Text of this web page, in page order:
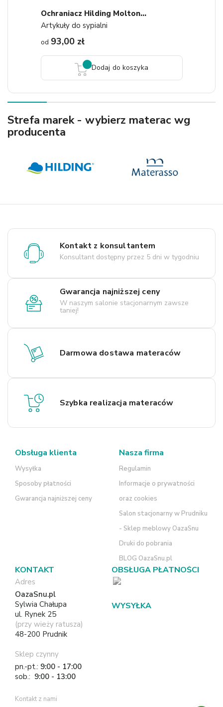
Ochraniacz Hilding Molton...
Artykuły do sypialni
od 93,00 zł
Dodaj do koszyka
Strefa marek - wybierz materac wg
producenta
Kontakt z konsultantem
Konsultant dostępny przez 5 dni w tygodniu
Gwarancja najniższej ceny
W naszym salonie stacjonarnym zawsze
taniej!
Darmowa dostawa materaców
Szybka realizacja materaców
Obsługa klienta
Wysyłka
Sposoby płatności
Gwarancja najniższej ceny
Nasza firma
Regulamin
Informacje o prywatności
oraz cookies
Salon stacjonarny w Prudniku
- Sklep meblowy OazaSnu
Druki do pobrania
BLOG OazaSnu.pl
KONTAKT
Adres
OazaSnu.pl
Sylwia Chałupa
ul. Rynek 25
(przy wieży ratusza)
48-200 Prudnik
Sklep czynny
pn.-pt.: 9:00 - 17:00
sob.: 9:00 - 13:00
Kontakt z nami
OBSŁUGA PŁATNOŚCI
WYSYŁKA